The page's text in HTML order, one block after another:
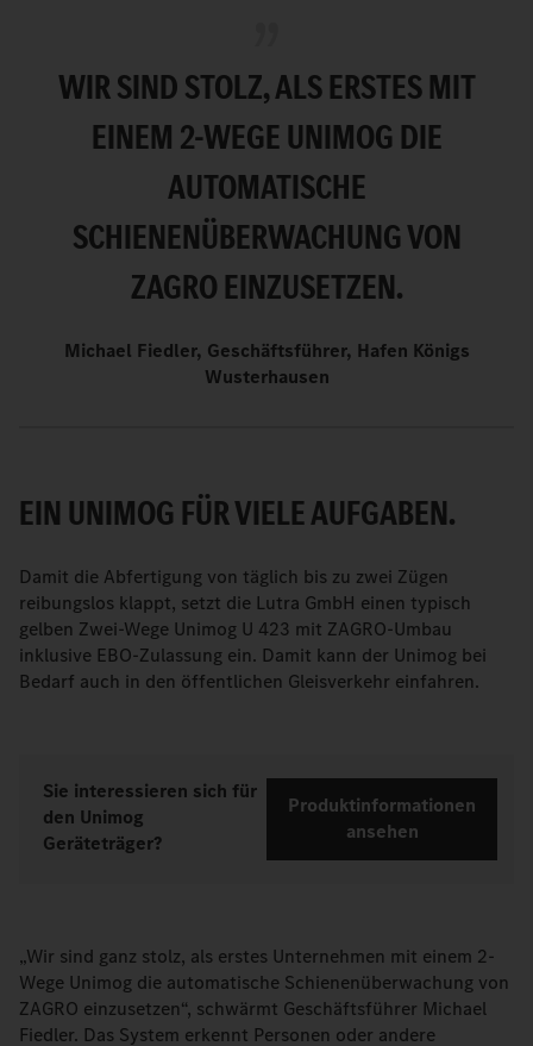
WIR SIND STOLZ, ALS ERSTES MIT
EINEM 2-WEGE UNIMOG DIE
AUTOMATISCHE
SCHIENENÜBERWACHUNG VON
ZAGRO EINZUSETZEN.
Michael Fiedler, Geschäftsführer, Hafen Königs
Wusterhausen
EIN UNIMOG FÜR VIELE AUFGABEN.
Damit die Abfertigung von täglich bis zu zwei Zügen
reibungslos klappt, setzt die Lutra GmbH einen typisch
gelben Zwei-Wege Unimog U 423 mit ZAGRO-Umbau
inklusive EBO-Zulassung ein. Damit kann der Unimog bei
Bedarf auch in den öffentlichen Gleisverkehr einfahren.
Sie interessieren sich für
den Unimog
Geräteträger?
Produktinformationen
ansehen
„Wir sind ganz stolz, als erstes Unternehmen mit einem 2-
Wege Unimog die automatische Schienenüberwachung von
ZAGRO einzusetzen“, schwärmt Geschäftsführer Michael
Fiedler. Das System erkennt Personen oder andere